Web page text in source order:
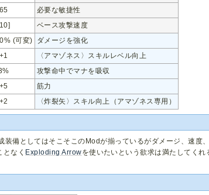
65
必要な敏捷性
ベース攻撃速度
(可変)
ダメージを強化
+1
〈アマゾネス〉スキルレベル向上
攻撃命中でマナを吸収
+5
筋力
+2 〈炸裂矢〉スキル向上（アマゾネス専用）
装備としてはそこそこのModが揃っているがダメージ、速度
なく Exploding Arrowを使いたいという欲求は満たしてくれ